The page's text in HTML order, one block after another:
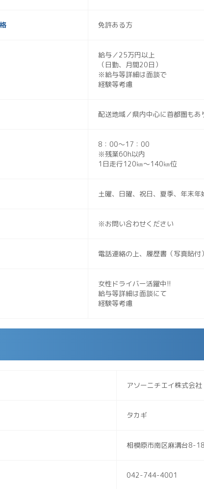
免許ある方
給与／25万円以上
（日勤、月間20日）
※給与等詳細は面談で
経験等考慮
配送地域／県内中心に首都圏もあ
8：00〜17：00
※残業60h以内
1日走行120㎞～140㎞位
土曜、日曜、祝日、夏季、年末年
※お問い合わせください
電話連絡の上、履歴書（写真貼付
女性ドライバー活躍中!!
給与等詳細は面談にて
経験等考慮
アソーニチエイ株式会社
タカギ
相模原市南区麻溝台8-
042-744-4001